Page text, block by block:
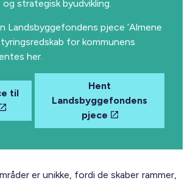
strategisk byudvikling.
Landsbyggefondens pjece ’Almene
for kommunens
her.
til
Hent
Landsbyggefondens
pjece
er unikke, fordi de skaber rammer,